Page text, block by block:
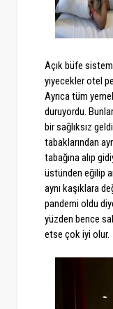
Açık büfe
yiyecekler otel
Ayrıca tüm
duruyordu.
bir sağlıksız
tabaklarından
tabağına alıp
üstünden eğilip
aynı kaşıklara
pandemi oldu
yüzden bence
etse çok iyi olur.